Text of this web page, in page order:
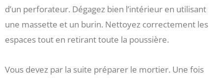
d’un perforateur. Dégagez bien l’intérieur en utilisant
une massette et un burin. Nettoyez correctement les
espaces tout en retirant toute la poussière.
Vous devez par la suite préparer le mortier. Une fois